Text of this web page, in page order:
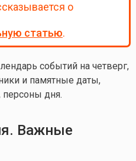
о
статью.
событий на четверг,
и памятные даты,
персоны дня.
Важные